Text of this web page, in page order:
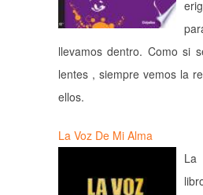
llevamos dentro. Como si
lentes , siempre vemos la
ellos.
La Voz De Mi Alma
La